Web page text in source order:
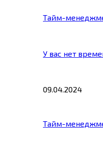
Тайм-
У вас нет
09.04.2024
Тайм-